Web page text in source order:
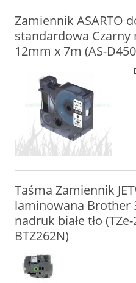
Zamiennik ASARTO
standardowa Czarny
12mm x 7m (AS-
Taśma Zamiennik
laminowana Brother
nadruk białe tło
BTZ262N)